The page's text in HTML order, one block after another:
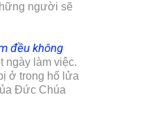
người sẽ
đều không
ngày làm việc.
ở trong hổ lửa
Đức Chúa